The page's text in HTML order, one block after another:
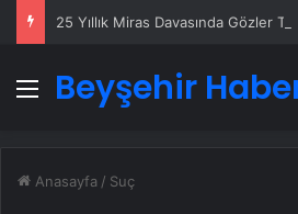
Menü
Beyşehir
Anasayfa / Suç